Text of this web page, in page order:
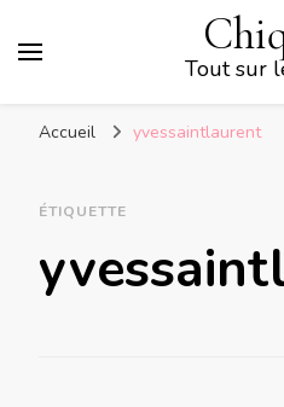
Tout sur
Accueil yvessaintlaurent
ÉTIQUETTE